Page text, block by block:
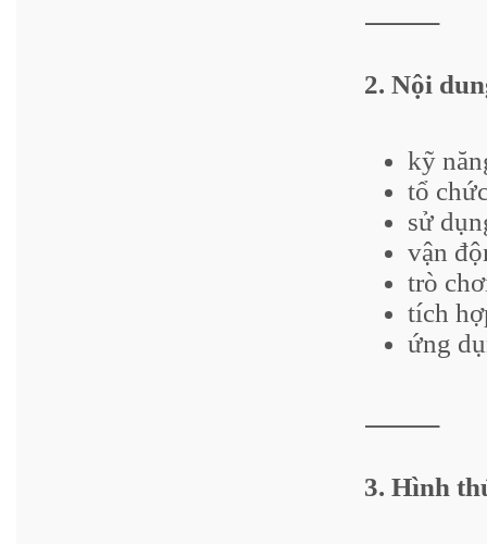
⸻
2. Nội
kỹ
tổ
sử
vận
trò
tích
ứng
⸻
3. Hình